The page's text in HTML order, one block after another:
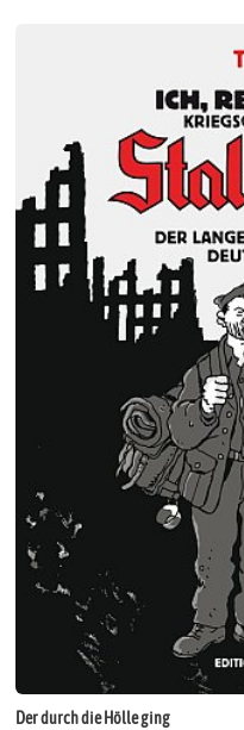
Der durch die Hölle ging